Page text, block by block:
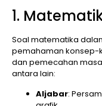
1.
Soal matematika
pemahaman konsep-
dan pemecahan
antara lain:
Aljabar: